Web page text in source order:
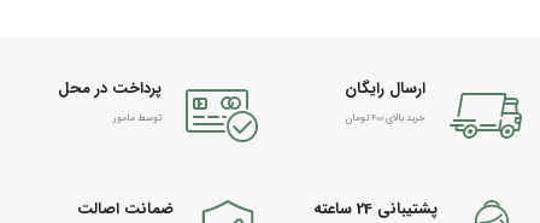
ارسال رایگان
خرید بالای 600 تومان
پرداخت در محل
توسط مامور
پشتیبانی 24 ساعته ضمانت اصالت